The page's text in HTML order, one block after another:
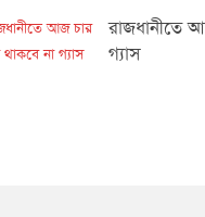
রাজধানীতে
গ্যাস